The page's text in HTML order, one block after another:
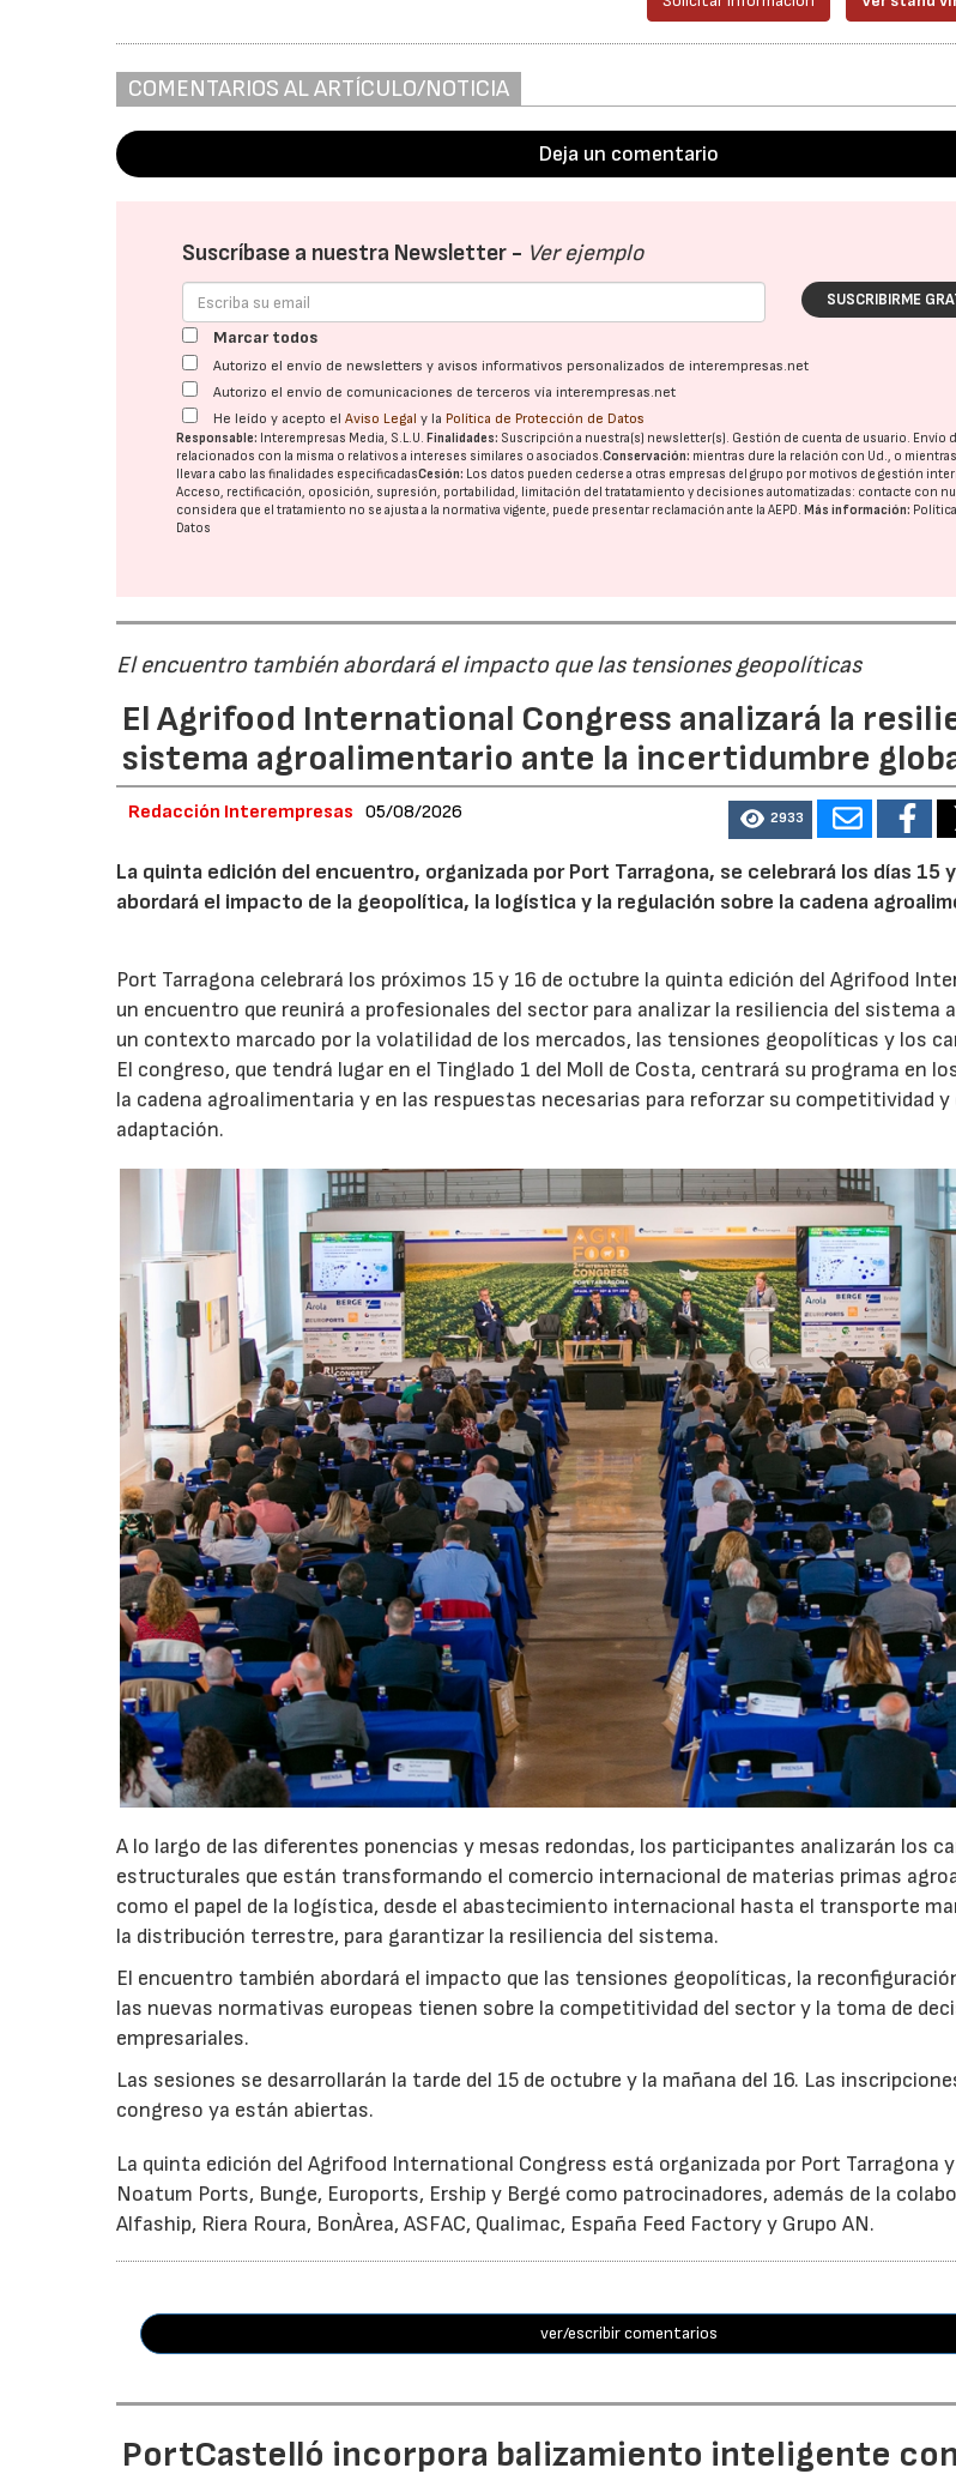
COMENTARIOS AL ARTÍCULO/NOTICIA
Deja un comentario
Suscríbase a nuestra Newsletter - Ver ejemplo
SUSCRIBIRME
Marcar todos
Autorizo el envío de newsletters y avisos informativos personalizados de interempresas.net
Autorizo el envío de comunicaciones de terceros vía interempresas.net
He leído y acepto elAviso Legal y la Política de Protección de Datos
Responsable: Interempresas Media, S.L.U. Finalidades: Suscripción a nuestra(s) newsletter(s). Gestión de cuenta de usuario. Envío
relacionados con la misma o relativos a intereses similares o asociados.Conservación: mientras dure la relación con Ud., o
llevar a cabo las finalidades especificadasCesión: Los datos pueden cederse a otras empresas del grupo por motivos de gestión
Acceso, rectificación, oposición, supresión, portabilidad, limitación del tratatamiento y decisiones automatizadas: contacte con
considera que el tratamiento no se ajusta a la normativa vigente, puede presentar reclamación ante laAEPD. Más información:
Datos
El encuentro también abordará el impacto que las tensiones geopolíticas
El Agrifood International Congress analizará la
sistema agroalimentario ante la incertidumbre
Redacción Interempresas 05/08/2026 2933
La quinta edición del encuentro, organizada por Port Tarragona, se celebrará los días 15
abordará el impacto de la geopolítica, la logística y la regulación sobre la cadena
Port Tarragona celebrará los próximos 15 y 16 de octubre la quinta edición del Agrifood
un encuentro que reunirá a profesionales del sector para analizar la resiliencia del sistema
un contexto marcado por la volatilidad de los mercados, las tensiones geopolíticas y los
El congreso, que tendrá lugar en el Tinglado 1 del Moll de Costa, centrará su programa en
la cadena agroalimentaria y en las respuestas necesarias para reforzar su competitividad y
adaptación.
A lo largo de las diferentes ponencias y mesas redondas, los participantes analizarán los
estructurales que están transformando el comercio internacional de materias primas
como el papel de la logística, desde el abastecimiento internacional hasta el transporte
la distribución terrestre, para garantizar la resiliencia del sistema.
El encuentro también abordará el impacto que las tensiones geopolíticas, la
las nuevas normativas europeas tienen sobre la competitividad del sector y la toma de
empresariales.
Las sesiones se desarrollarán la tarde del 15 de octubre y la mañana del 16. Las
congreso ya están abiertas.
La quinta edición del Agrifood International Congress está organizada por Port Tarragona
Noatum Ports, Bunge, Euroports, Ership y Bergé como patrocinadores, además de la
Alfaship, Riera Roura, BonÀrea, ASFAC, Qualimac, España Feed Factory y Grupo AN.
ver/escribir comentarios
PortCastelló incorpora balizamiento inteligente con